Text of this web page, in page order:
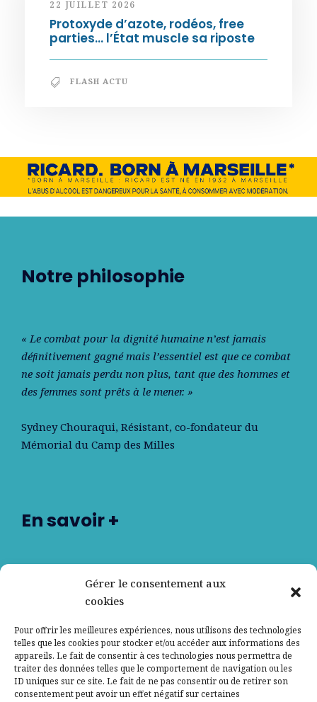
Gérer le consentement aux
cookies
Pour offrir les meilleures expériences, nous utilisons des technologies
telles que les cookies pour stocker et/ou accéder aux informations des
appareils. Le fait de consentir à ces technologies nous permettra de
traiter des données telles que le comportement de navigation ou les
ID uniques sur ce site. Le fait de ne pas consentir ou de retirer son
consentement peut avoir un effet négatif sur certaines
22 JUILLET 2026
Protoxyde d’azote, rodéos, free
parties… l’État muscle sa riposte
FLASH ACTU
Notre philosophie
« Le combat pour la dignité humaine n’est jamais
déﬁnitivement gagné mais l’essentiel est que ce combat
ne soit jamais perdu non plus, tant que des hommes et
des femmes sont prêts à le mener. »
Sydney Chouraqui, Résistant, co-fondateur du
Mémorial du Camp des Milles
En savoir +
Nos partenaires
Contactez-nous
Mentions légales